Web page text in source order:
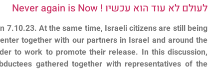
לעולם לא עוד הוא עכשיו ! Never again is Now
At the same time, Israeli citizens are still being
together with our partners in Israel and around the
to work to promote their release. In this discussion,
gathered together with representatives of the